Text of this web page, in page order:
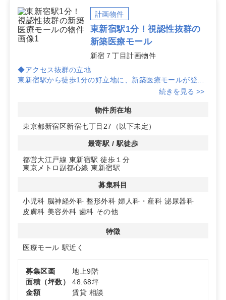
計画物件
東新宿駅1分！視認性抜群の
新築医療モール
新宿７丁目計画物件
◆アクセス抜群の立地
東新宿駅から徒歩1分の好立地に、新築医療モールが登
場。駅近で患者様のアクセスが非常に便利です。
◆多様な診療科目に対応
小児科や脳神経外科、整形外科など幅広い診療科目が開業
1階には調剤薬局が出店予定で、患者様の利便性も向上し
ます。
2025年1月上旬完成予定の新築ビルは、最新の設備と快適
な環境を提供します。
詳細はお問い合わせください。
続きを見る >>
物件所在地
東京都新宿区新宿七丁目27（以下未定）
最寄駅 / 駅徒歩
都営大江戸線 東新宿駅 徒歩１分
東京メトロ副都心線 東新宿駅
募集科目
小児科 脳神経外科 整形外科 婦人科・産科 泌尿器科
皮膚科 美容外科 歯科 その他
特徴
医療モール 駅近く
募集区画
地上9階
面積（坪数）
48.68坪
金額
賃貸 相談